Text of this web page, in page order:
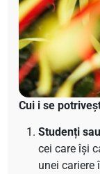
Cui i se
Studenți
cei care își
unei cariere